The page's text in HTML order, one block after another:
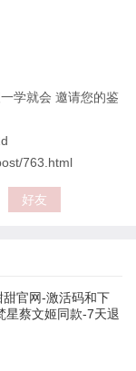
学就会 邀请您的鉴
763.html
好友